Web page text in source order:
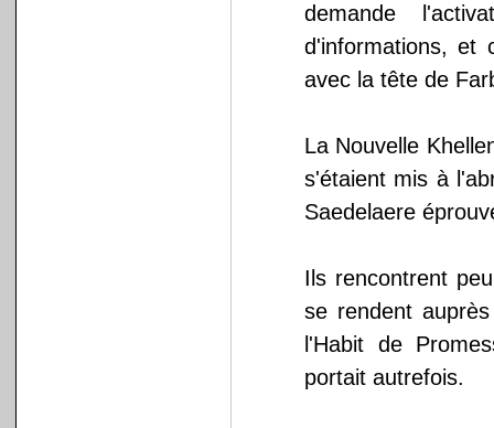
demande
d'informations, et
avec la tête de
La Nouvelle
s'étaient mis à
Saedelaere
Ils rencontrent
se rendent
l'Habit de
portait autrefois.